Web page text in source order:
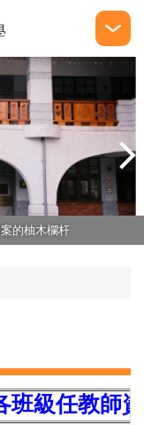
的柚木欄杆
班級任教師